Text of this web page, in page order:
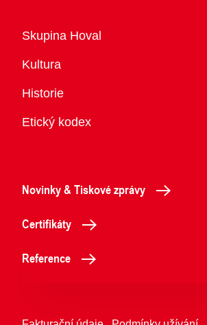
Přehled
Skupina Hoval
Kultura
Historie
Etický kodex
Novinky & Tiskové zprávy
Certifikáty
Reference